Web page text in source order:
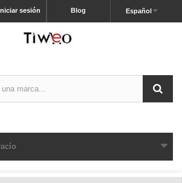
Español
Blog
sesión